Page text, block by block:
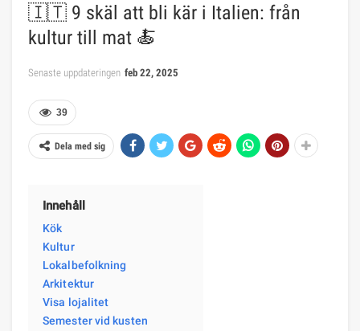
🇮🇹 9 skäl att bli kär i Italien: från
kultur till mat 🍝
Senaste uppdateringen feb 22, 2025
39
Dela med sig
Innehåll
Kök
Kultur
Lokalbefolkning
Arkitektur
Visa lojalitet
Semester vid kusten